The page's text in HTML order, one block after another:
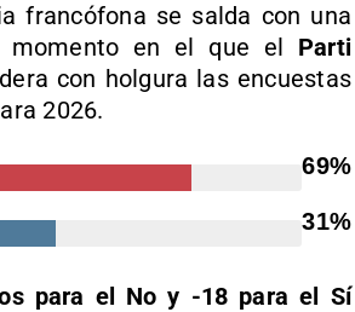
francófona se salda con una
momento en el que el Parti
con holgura las encuestas
2026.
69%
31%
para el No y -18 para el Sí